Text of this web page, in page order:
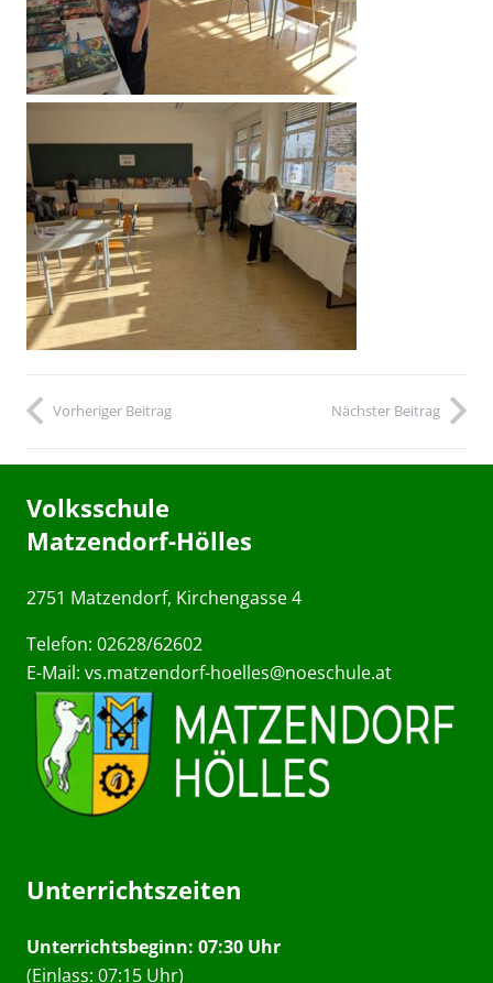
Vorheriger Beitrag Nächster Beitrag
Volksschule
Matzendorf-Hölles
2751 Matzendorf, Kirchengasse 4
Telefon: 02628/62602
E-Mail: vs.matzendorf-hoelles@noeschule.at
Unterrichtszeiten
Unterrichtsbeginn: 07:30 Uhr
(Einlass: 07:15 Uhr)